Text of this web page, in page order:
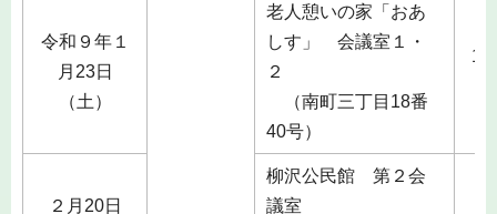
令和９年１
月23日
（土）
老人憩いの家「おあ
しす」 会議室１・
２
（南町三丁目18番
40号）
1
２月20日
柳沢公民館 第２会
議室